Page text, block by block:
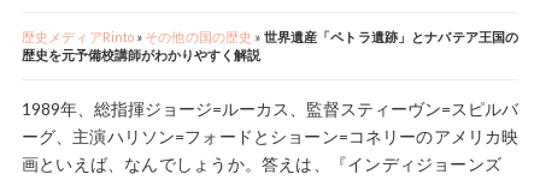
歴史メディアRinto» その他の国の歴史 » 世界遺産「ペトラ遺跡」とナバテア王国の
歴史を元予備校講師がわかりやすく解説
1989年、総指揮ジョージ=ルーカス、監督スティーヴン=スピルバ
ーグ、主演ハリソン=フォードとショーン=コネリーのアメリカ映
画といえば、なんでしょうか。答えは、『インディジョーンズ